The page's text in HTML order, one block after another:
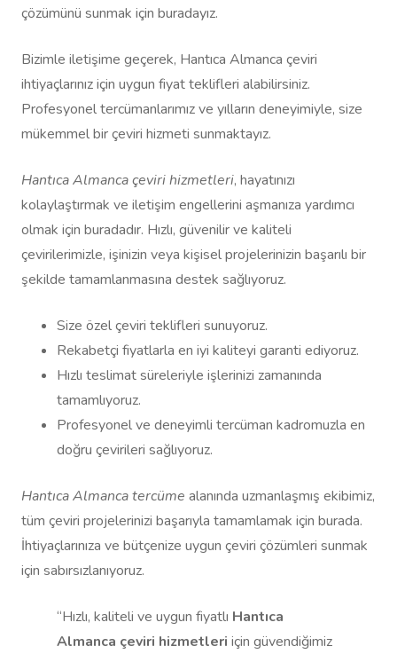
çözümünü sunmak için buradayız.
Bizimle iletişime geçerek, Hantıca Almanca çeviri
ihtiyaçlarınız için uygun fiyat teklifleri alabilirsiniz.
Profesyonel tercümanlarımız ve yılların deneyimiyle, size
mükemmel bir çeviri hizmeti sunmaktayız.
Hantıca Almanca çeviri hizmetleri, hayatınızı
kolaylaştırmak ve iletişim engellerini aşmanıza yardımcı
olmak için buradadır. Hızlı, güvenilir ve kaliteli
çevirilerimizle, işinizin veya kişisel projelerinizin başarılı bir
şekilde tamamlanmasına destek sağlıyoruz.
Size özel çeviri teklifleri sunuyoruz.
Rekabetçi fiyatlarla en iyi kaliteyi garanti ediyoruz.
Hızlı teslimat süreleriyle işlerinizi zamanında
tamamlıyoruz.
Profesyonel ve deneyimli tercüman kadromuzla en
doğru çevirileri sağlıyoruz.
Hantıca Almanca tercüme alanında uzmanlaşmış ekibimiz,
tüm çeviri projelerinizi başarıyla tamamlamak için burada.
İhtiyaçlarınıza ve bütçenize uygun çeviri çözümleri sunmak
için sabırsızlanıyoruz.
“Hızlı, kaliteli ve uygun fiyatlı Hantıca
Almanca çeviri hizmetleri için güvendiğimiz